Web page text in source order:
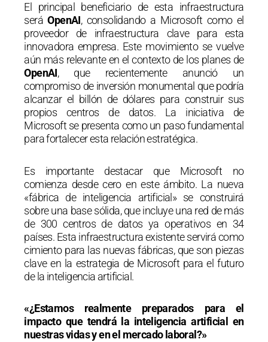
El principal beneficiario de esta infraestructura
seráOpenAI, consolidando a Microsoft como el
proveedor de infraestructura clave para esta
innovadora empresa. Este movimiento se vuelve
aún más relevante en el contexto de los planes de
OpenAI, que recientemente anunció un
compromiso de inversión monumental que podría
alcanzar el billón de dólares para construir sus
propios centros de datos. La iniciativa de
Microsoft se presenta como un paso fundamental
para fortalecer esta relación estratégica.
Es importante destacar que Microsoft no
comienza desde cero en este ámbito. La nueva
«fábrica de inteligencia artificial» se construirá
sobre una base sólida, que incluye una red de más
de 300 centros de datos ya operativos en 34
países. Esta infraestructura existente servirá como
cimiento para las nuevas fábricas, que son piezas
clave en la estrategia de Microsoft para el futuro
de la inteligencia artificial.
«¿Estamos realmente preparados para el
impacto que tendrá la inteligencia artificial en
nuestras vidas y en el mercado laboral?»